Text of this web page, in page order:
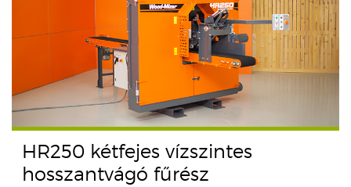
HR250 kétfejes vízszintes
hosszantvágó fűrész